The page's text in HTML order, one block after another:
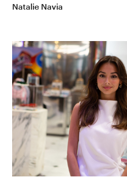
Natalie Navia